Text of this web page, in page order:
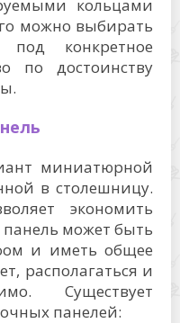
кольцами
можно выбирать
под конкретное
по достоинству
миниатюрной
в столешницу.
экономить
панель может быть
и иметь общее
располагаться и
Существует
панелей: